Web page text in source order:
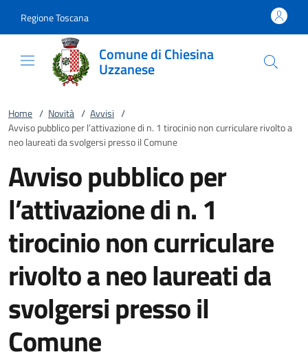
Regione Toscana
Comune di Chiesina
Uzzanese
Home / Novità / Avvisi /
Avviso pubblico per l’attivazione di n. 1 tirocinio non curriculare rivolto a
neo laureati da svolgersi presso il Comune
Avviso pubblico per
l’attivazione di n. 1
tirocinio non curriculare
rivolto a neo laureati da
svolgersi presso il
Comune